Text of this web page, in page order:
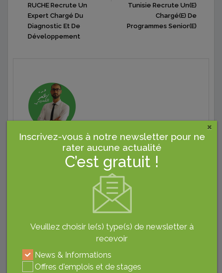
RUCHE Recrute Un
Expert Chargé Du
Diagnostic Et De
Développement
Tunisie Recrute Un(e)
Chargé(e) De
Programmes Senior(e)
OMAR KSIBI
Formateur-Consultant-Auditeur | Spécialisé En
Qualité Et Sécurité Des Aliments
×
Inscrivez-vous à notre newsletter pour ne
rater aucune actualité
C’est gratuit !
Veuillez choisir le(s) type(s) de newsletter à
recevoir
News & Informations
Offres d'emplois et de stages